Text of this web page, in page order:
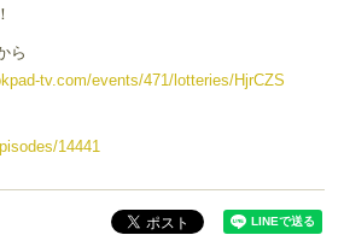
ら
tv.com/events/471/lotteries/HjrCZS
14441